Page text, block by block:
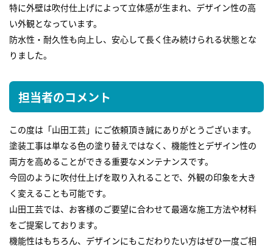
特に外壁は吹付仕上げによって立体感が生まれ、デザイン性の高
い外観となっています。
防水性・耐久性も向上し、安心して長く住み続けられる状態とな
りました。
担当者のコメント
この度は「山田工芸」にご依頼頂き誠にありがとうございます。
塗装工事は単なる色の塗り替えではなく、機能性とデザイン性の
両方を高めることができる重要なメンテナンスです。
今回のように吹付仕上げを取り入れることで、外観の印象を大き
く変えることも可能です。
山田工芸では、お客様のご要望に合わせて最適な施工方法や材料
をご提案しております。
機能性はもちろん、デザインにもこだわりたい方はぜひ一度ご相